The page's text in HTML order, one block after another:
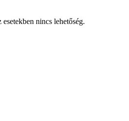
nincs lehetőség.